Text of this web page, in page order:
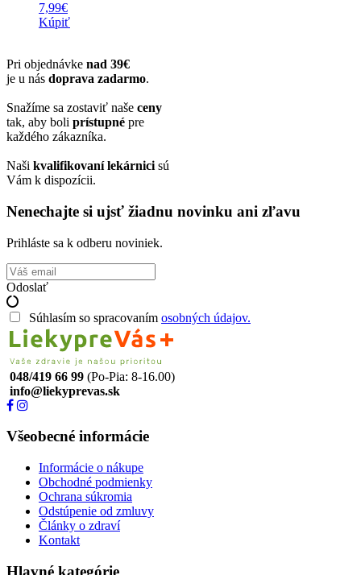
7,99€
Kúpiť
Pri objednávke nad 39€
je u nás doprava zadarmo.
Snažíme sa zostaviť naše ceny
tak, aby boli prístupné pre
každého zákazníka.
Naši kvalifikovaní lekárnici sú
Vám k dispozícii.
Nenechajte si ujsť žiadnu novinku ani zľavu
Prihláste sa k odberu noviniek.
Odoslať
Súhlasím so spracovaním osobných údajov.
048/419 66 99 (Po-Pia: 8-16.00)
info@liekyprevas.sk
Všeobecné informácie
Informácie o nákupe
Obchodné podmienky
Ochrana súkromia
Odstúpenie od zmluvy
Články o zdraví
Kontakt
Hlavné kategórie